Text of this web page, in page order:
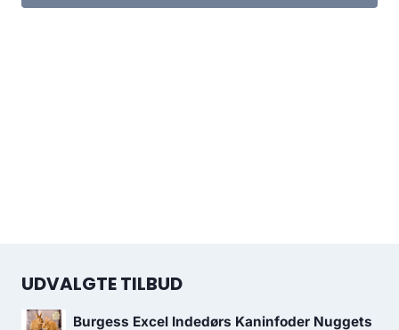
UDVALGTE TILBUD
Burgess Excel Indedørs Kaninfoder Nuggets